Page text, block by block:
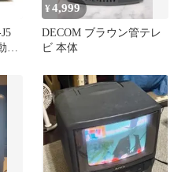
¥4,999
DECOM ブラウン管テレ
ビ 本体